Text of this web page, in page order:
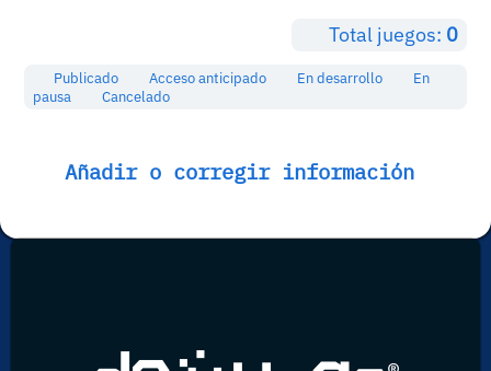
Total juegos: 0
Publicado Acceso anticipado En desarrollo
En
pausa
Cancelado
Añadir o corregir información